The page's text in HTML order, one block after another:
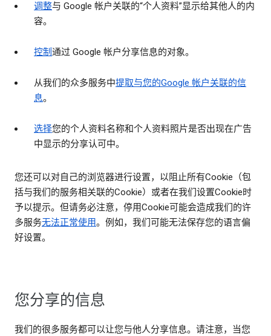
调整与 Google 帐户关联的“个人资料”显示给其他人的内
容。
控制通过 Google 帐户分享信息的对象。
从我们的众多服务中提取与您的Google 帐户关联的信
息。
选择您的个人资料名称和个人资料照片是否出现在广告
中显示的分享认可中。
您还可以对自己的浏览器进行设置，以阻止所有Cookie（包
括与我们的服务相关联的Cookie）或者在我们设置Cookie时
予以提示。但请务必注意，停用Cookie可能会造成我们的许
多服务无法正常使用。例如，我们可能无法保存您的语言偏
好设置。
您分享的信息
我们的很多服务都可以让您与他人分享信息。请注意，当您